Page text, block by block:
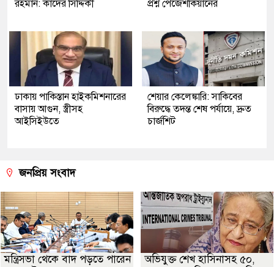
রহমান: কাদের সিদ্দিকী প্রশ্ন পেজেশকিয়ানের
ঢাকায় পাকিস্তান হাইকমিশনারের
বাসায় আগুন, স্ত্রীসহ
আইসিইউতে
শেয়ার কেলেঙ্কারি: সাকিবের
বিরুদ্ধে তদন্ত শেষ পর্যায়ে, দ্রুত
চার্জশিট
জনপ্রিয় সংবাদ
মন্ত্রিসভা থেকে বাদ পড়তে পারেন
অভিযুক্ত শেখ হাসিনাসহ ৫০,